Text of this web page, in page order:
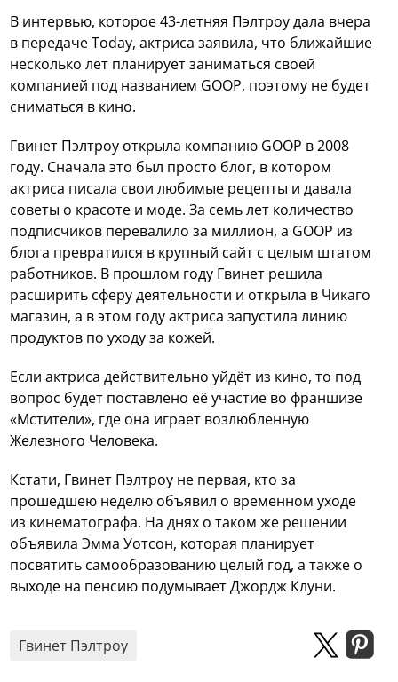
В интервью, которое 43-летняя Пэлтроу дала вчера
в передаче Today, актриса заявила, что ближайшие
несколько лет планирует заниматься своей
компанией под названием GOOP, поэтому не будет
сниматься в кино.
Гвинет Пэлтроу открыла компанию GOOP в 2008
году. Сначала это был просто блог, в котором
актриса писала свои любимые рецепты и давала
советы о красоте и моде. За семь лет количество
подписчиков перевалило за миллион, а GOOP из
блога превратился в крупный сайт с целым штатом
работников. В прошлом году Гвинет решила
расширить сферу деятельности и открыла в Чикаго
магазин, а в этом году актриса запустила линию
продуктов по уходу за кожей.
Если актриса действительно уйдёт из кино, то под
вопрос будет поставлено её участие во франшизе
«Мстители», где она играет возлюбленную
Железного Человека.
Кстати, Гвинет Пэлтроу не первая, кто за
прошедшею неделю объявил о временном уходе
из кинематографа. На днях о таком же решении
объявила Эмма Уотсон, которая планирует
посвятить самообразованию целый год, а также о
выходе на пенсию подумывает Джордж Клуни.
Гвинет Пэлтроу